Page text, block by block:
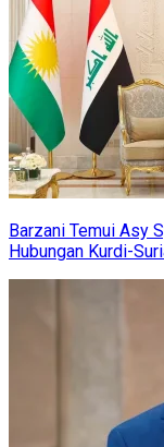
Barzani Temui Asy
Hubungan Kurdi-